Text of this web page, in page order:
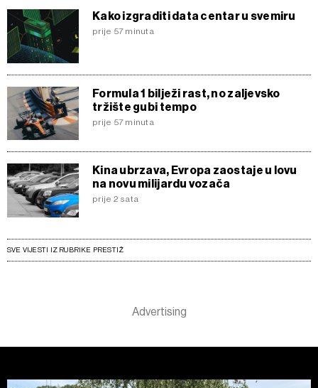
Kako izgraditi data centar u svemiru
prije 57 minuta
Formula 1 bilježi rast, no zaljevsko
tržište gubi tempo
prije 57 minuta
Kina ubrzava, Evropa zaostaje u lovu
na novu milijardu vozača
prije 2 sata
SVE VIJESTI IZ RUBRIKE PRESTIŽ